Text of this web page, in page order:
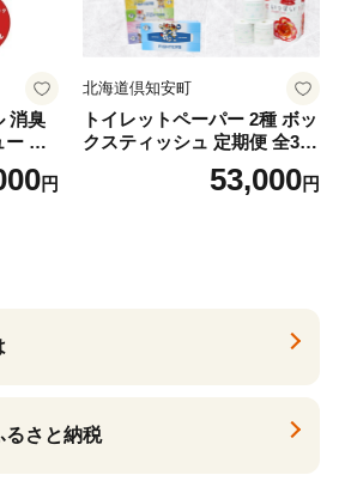
消臭
ー し
リア
×6パ円
北海道倶知安町
トイレットペーパー 2種 ボッ
クスティッシュ 定期便 全3
回 日本製 まとめ買い 防災
常備品 日用雑貨 消耗品 生活
53,000円
るさと納税